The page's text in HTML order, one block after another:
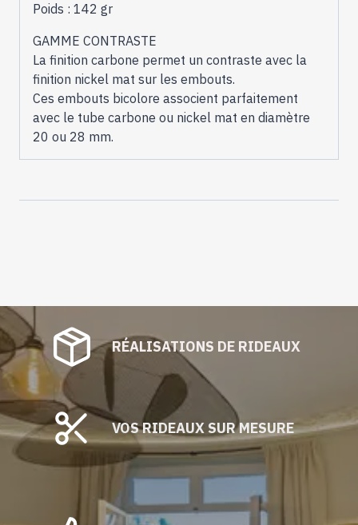
Poids : 142 gr
GAMME CONTRASTE
La finition carbone permet un contraste avec la
finition nickel mat sur les embouts.
Ces embouts bicolore associent parfaitement
avec le tube carbone ou nickel mat en diamètre
20 ou 28 mm.
RÉALISATIONS DE RIDEAUX
VOS RIDEAUX SUR MESURE